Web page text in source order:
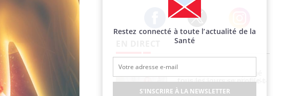
Facebook Twitter Instagram
VIH : la fin du comprimé
tous les jours se profile-t-
elle enfin ?
freiner la propagation du
cancer ?
Restez connecté à toute l’actualité de la
Santé
S'INSCRIRE À LA NEWSLETTER